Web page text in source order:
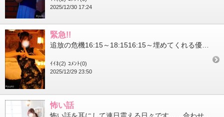
2025/12/30 17:24
緊急!!
ｲｲﾈ(2) ｺﾒﾝﾄ(0)
2025/12/29 23:50
怖い話